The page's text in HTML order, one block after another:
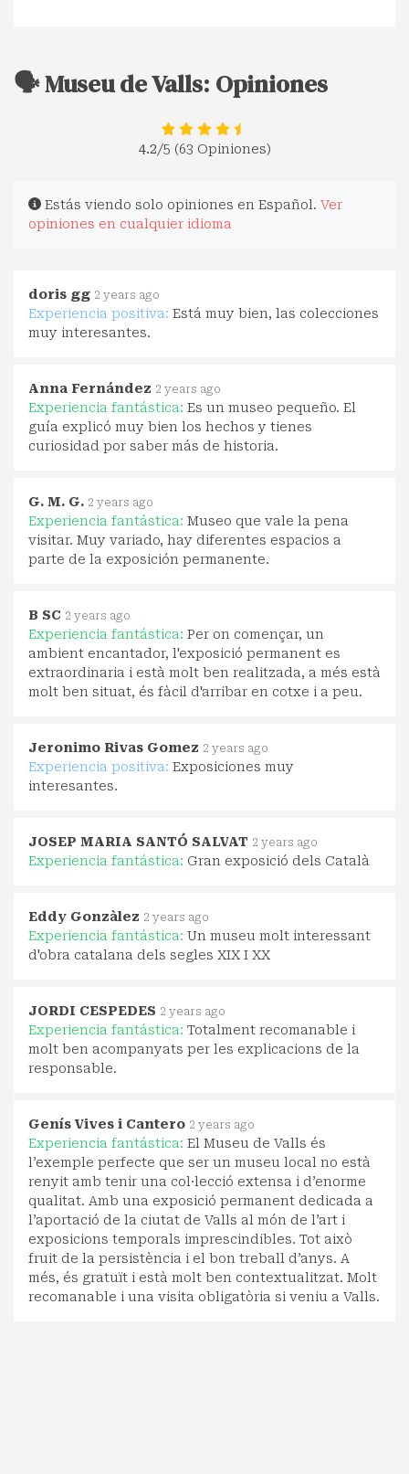
🗣️ Museu de Valls: Opiniones
4.2/5 (63 Opiniones)
Estás viendo solo opiniones en Español. Ver
opiniones en cualquier idioma
doris gg 2 years ago
Experiencia positiva: Está muy bien, las colecciones
muy interesantes.
Anna Fernández 2 years ago
Experiencia fantástica: Es un museo pequeño. El
guía explicó muy bien los hechos y tienes
curiosidad por saber más de historia.
G. M. G. 2 years ago
Experiencia fantástica: Museo que vale la pena
visitar. Muy variado, hay diferentes espacios a
parte de la exposición permanente.
B SC 2 years ago
Experiencia fantástica: Per on començar, un
ambient encantador, l'exposició permanent es
extraordinaria i està molt ben realitzada, a més està
molt ben situat, és fàcil d'arribar en cotxe i a peu.
Jeronimo Rivas Gomez 2 years ago
Experiencia positiva: Exposiciones muy
interesantes.
JOSEP MARIA SANTÓ SALVAT 2 years ago
Experiencia fantástica: Gran exposició dels Català
Eddy Gonzàlez 2 years ago
Experiencia fantástica: Un museu molt interessant
d'obra catalana dels segles XIX I XX
JORDI CESPEDES 2 years ago
Experiencia fantástica: Totalment recomanable i
molt ben acompanyats per les explicacions de la
responsable.
Genís Vives i Cantero 2 years ago
Experiencia fantástica: El Museu de Valls és
l’exemple perfecte que ser un museu local no està
renyit amb tenir una col·lecció extensa i d’enorme
qualitat. Amb una exposició permanent dedicada a
l’aportació de la ciutat de Valls al món de l’art i
exposicions temporals imprescindibles. Tot això
fruit de la persistència i el bon treball d’anys. A
més, és gratuït i està molt ben contextualitzat. Molt
recomanable i una visita obligatòria si veniu a Valls.